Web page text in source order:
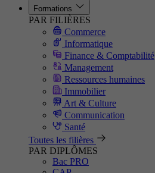
Formations
PAR FILIÈRES
Commerce
Informatique
Finance & Comptabilité
Management
Ressources humaines
Immobilier
Art & Culture
Communication
Santé
Toutes les filières
PAR DIPLÔMES
Bac PRO